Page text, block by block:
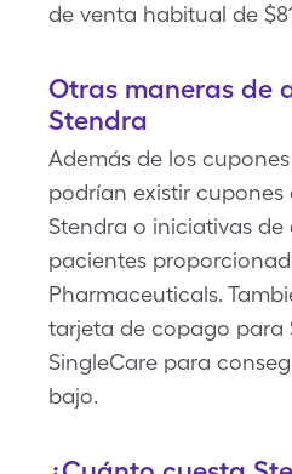
de venta habitual de
Otras maneras de
Stendra
Además de los
podrían existir
Stendra o iniciativas de
pacientes
Pharmaceuticals.
tarjeta de copago para
SingleCare para
bajo.